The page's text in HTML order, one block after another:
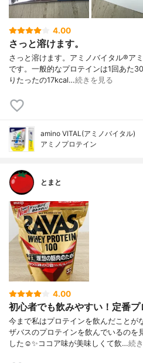
4.00
さっと溶けます。
さっと溶けます。アミノバイタル®︎ア
です。一般的なプロテインは1回あた
りたったの17kcal…続きを見る
amino VITAL(アミノバイタル)
アミノプロテイン
とまと
4.00
初心者でも飲みやすい！定番プ
今まで私はプロテインを飲んだことが
ザバスのプロテインを飲んでいるのを
した☺️✨ココア味が美味しくて飲…続